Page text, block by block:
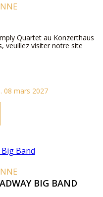
Quartet au Konzerthaus
veuillez visiter notre site
08 mars 2027
BIG BAND